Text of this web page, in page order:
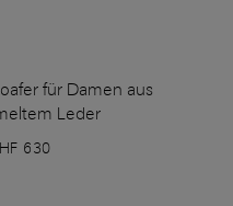
für Damen aus
Leder
630